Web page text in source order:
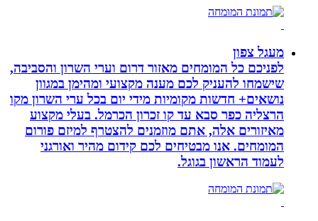
מעגל צפון
לפניכם כל המומחים מאזור דרום וערי השרון והסביבה,
שישמחו להעניק לכם מענה מקצועי ומהימן במגוון
נושאים+ חדשות מקומיות מידי יום בכל ערי השרון מקו
הרצליה כפר סבא עד קו זכרון הכרמל. בעלי מקצוע
מאיזורים אלה, אתם מוזמנים להצטרף למיזם פורום
המומחים. אנו מבטיחים לכם קידום מהיר ואורגני
לעמוד הראשון בגוגל.